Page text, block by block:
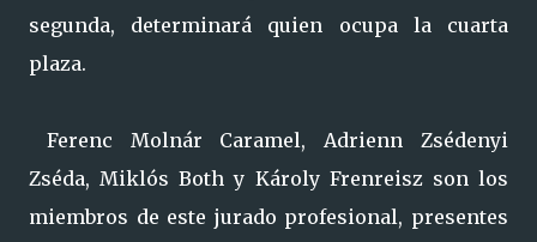
segunda, determinará quien ocupa la cuarta
plaza.
Ferenc Molnár Caramel, Adrienn Zsédenyi
Zséda, Miklós Both y Károly Frenreisz son los
miembros de este jurado profesional, presentes